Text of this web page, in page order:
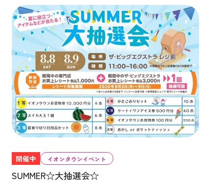
開催中 イオンタウンイベント
SUMMER☆大抽選会☆